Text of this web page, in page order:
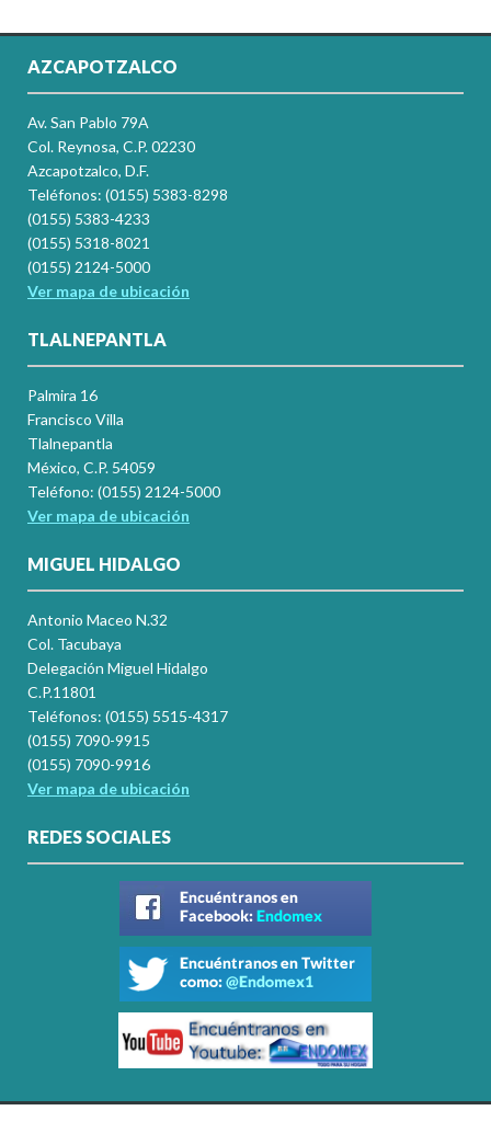
AZCAPOTZALCO
Av. San Pablo 79A
Col. Reynosa, C.P. 02230
Azcapotzalco, D.F.
Teléfonos: (0155) 5383-8298
(0155) 5383-4233
(0155) 5318-8021
(0155) 2124-5000
Ver mapa de ubicación
TLALNEPANTLA
Palmira 16
Francisco Villa
Tlalnepantla
México, C.P. 54059
Teléfono: (0155) 2124-5000
Ver mapa de ubicación
MIGUEL HIDALGO
Antonio Maceo N.32
Col. Tacubaya
Delegación Miguel Hidalgo
C.P.11801
Teléfonos: (0155) 5515-4317
(0155) 7090-9915
(0155) 7090-9916
Ver mapa de ubicación
REDES SOCIALES